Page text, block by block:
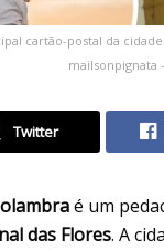
cartão-postal da
mailsonpignata
Twitter
é um
das Flores. A